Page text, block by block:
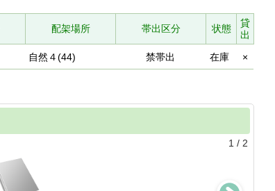
配架場所 帯出区分 状態
貸
出
自然４(44) 禁帯出 在庫 ×
1 / 2